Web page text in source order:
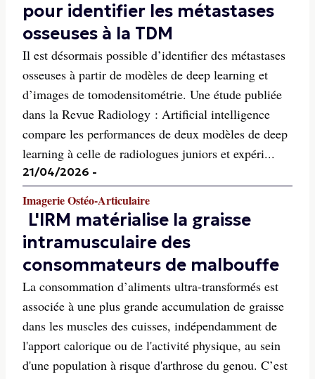
pour identifier les métastases
osseuses à la TDM
Il est désormais possible d’identifier des métastases
osseuses à partir de modèles de deep learning et
d’images de tomodensitométrie. Une étude publiée
dans la Revue Radiology : Artificial intelligence
compare les performances de deux modèles de deep
learning à celle de radiologues juniors et expéri...
21/04/2026 -
Imagerie Ostéo-Articulaire
L'IRM matérialise la graisse
intramusculaire des
consommateurs de malbouffe
La consommation d’aliments ultra-transformés est
associée à une plus grande accumulation de graisse
dans les muscles des cuisses, indépendamment de
l'apport calorique ou de l'activité physique, au sein
d'une population à risque d'arthrose du genou. C’est